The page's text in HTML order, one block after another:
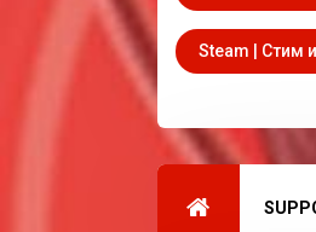
Steam | Стим